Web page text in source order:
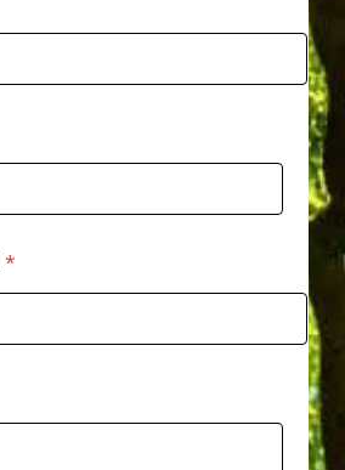
e
s
s
a
g
e
C
o
d
e
*